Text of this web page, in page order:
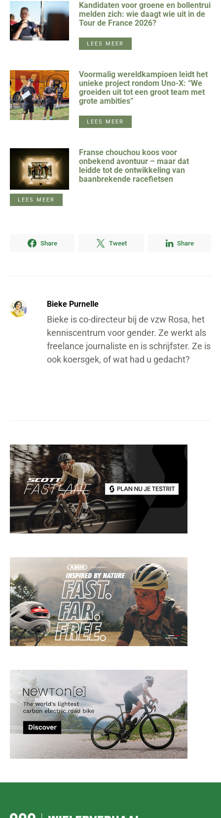
Kandidaten voor groene en bollentrui
melden zich: wie daagt wie uit in de
Tour de France 2026?
LEES MEER
Voormalig wereldkampioen leidt het
unieke project rondom Uno-X: “We
groeiden uit tot een groot team met
grote ambities”
LEES MEER
Franse chouchou koos voor
onbekend avontuur – maar dat
leidde tot de ontwikkeling van
baanbrekende racefietsen
LEES MEER
Share Tweet Share
Bieke Purnelle
Bieke is co-directeur bij de vzw Rosa, het
kenniscentrum voor gender. Ze werkt als
freelance journaliste en is schrijfster. Ze is
ook koersgek, of wat had u gedacht?